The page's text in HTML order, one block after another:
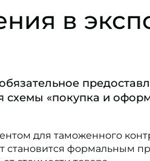
в
схемы «покупка и
для таможенного
становится формальным